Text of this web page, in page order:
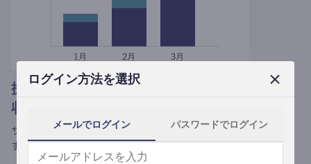
ログイン方法を選択
メールでログイン パスワードでログイン
提携媒体による記事買い取りで
収益がプラスされる
サブスク収益にメディアへの記事提供の売り上げをプラスできま
す。